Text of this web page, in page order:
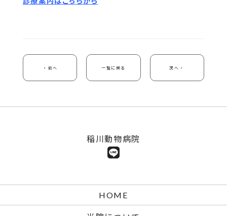
前へ 一覧に戻る 次へ
稲川動物病院
HOME